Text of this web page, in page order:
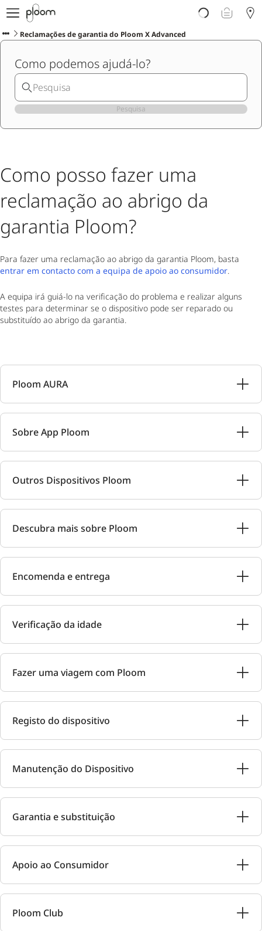
Porquê Ploom?
Loja
Descubra Ploom Club
Artigos
Ajuda e Suporte
Reclamações de garantia do Ploom X Advanced
Como podemos ajudá-lo?
Pesquisa
Como posso fazer uma
reclamação ao abrigo da
garantia Ploom?
Para fazer uma reclamação ao abrigo da garantia Ploom, basta
entrar em contacto com a equipa de apoio ao consumidor.
A equipa irá guiá-lo na verificação do problema e realizar alguns
testes para determinar se o dispositivo pode ser reparado ou
substituído ao abrigo da garantia.
Ploom AURA
Sobre App Ploom
Outros Dispositivos Ploom
Descubra mais sobre Ploom
Encomenda e entrega
Verificação da idade
Fazer uma viagem com Ploom
Registo do dispositivo
Manutenção do Dispositivo
Garantia e substituição
Apoio ao Consumidor
Ploom Club